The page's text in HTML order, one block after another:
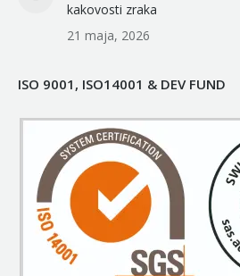
kakovosti zraka
21 maja, 2026
ISO 9001, ISO14001 & DEV FUND